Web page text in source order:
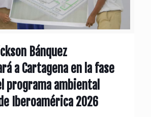
Bánquez
a Cartagena en la fase
programa ambiental
Iberoamérica 2026